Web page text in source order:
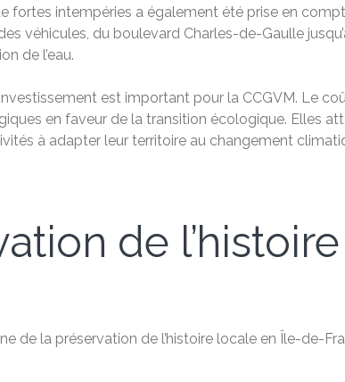
fortes intempéries a également été prise en
véhicules, du boulevard Charles-de-Gaulle
de l’eau.
est important pour la CCGVM. Le
en faveur de la transition écologique. Elles
à adapter leur territoire au changement
de
de la préservation de l’histoire locale en Île-de-